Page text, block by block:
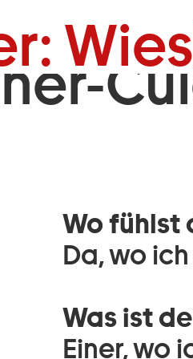
Zum Footer
Wo fühlst
Da, wo
Was ist
Einer, wo